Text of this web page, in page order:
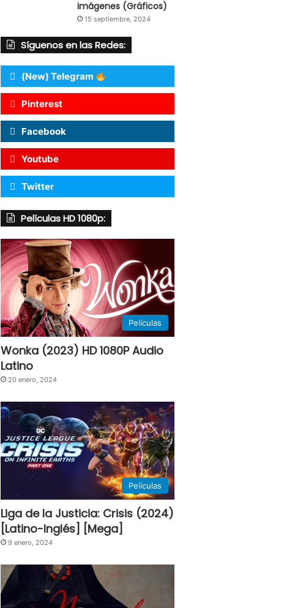
imágenes (Gráficos)
15 septiembre, 2024
Síguenos en las Redes:
(New) Telegram
Pinterest
Facebook
Youtube
Twitter
Películas HD 1080p:
Películas
Wonka (2023) HD 1080P Audio
Latino
20 enero, 2024
Películas
Liga de la Justicia: Crisis (2024)
[Latino-Inglés] [Mega]
9 enero, 2024